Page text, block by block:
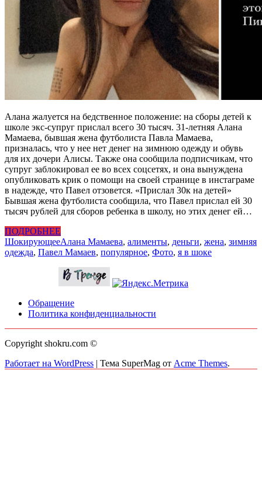
Алана жалуется на бедственное положение: на сборы детей к
школе экс-супруг прислал всего 30 тысяч. 31-летняя Алана
Мамаева, бывшая жена футболиста Павла Мамаева,
призналась, что у нее нет денег на зимнюю одежду и обувь
для их дочери Алисы. Также она сообщила подписчикам, что
супруг заблокировал ее во всех соцсетях, и она вынуждена
опубликовать крик о помощи на своей странице в инстаграме
в надежде, что Павел отзовется. «Прислал 30к на детей»
Бывшая жена футболиста сообщила, что Павел прислал ей 30
тысяч рублей для сборов ребенка в школу, но этих денег ей…
ПОДРОБНЕЕ
ШокирующееАлана Мамаева, алименты, деньги, жена, зимняя
одежда, Павел Мамаев, популярное, Фото, я в шоке
Обращение
Политика конфиденциальности
Copyright shokru.com ©
Работает на WordPress | Тема SuperMag от Acme Themes.